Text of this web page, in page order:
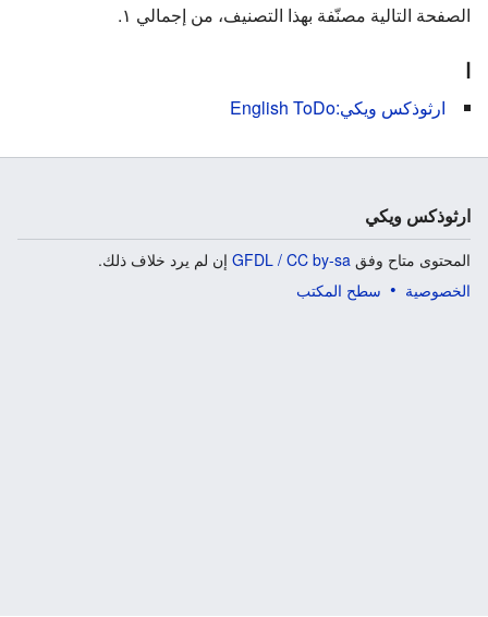
الصفحة التالية مصنّفة بهذا التصنيف، من إجمالي ١.
ا
ارثوذكس ويكي:English ToDo
ارثوذكس ويكي
المحتوى متاح وفق GFDL / CC by-sa إن لم يرد خلاف ذلك.
الخصوصية
سطح المكتب